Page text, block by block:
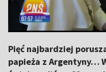
Pięć najbardziej
papieża z Argentyny…